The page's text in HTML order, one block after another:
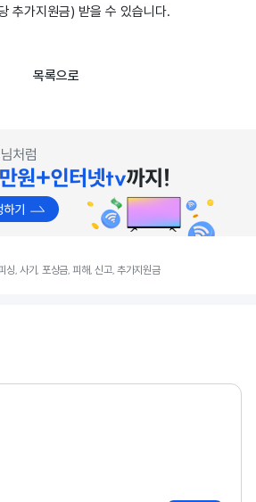
추가지원금) 받을 수 있습니다.
목록으로
싱, 사기, 포상금, 피해, 신고, 추가지원금